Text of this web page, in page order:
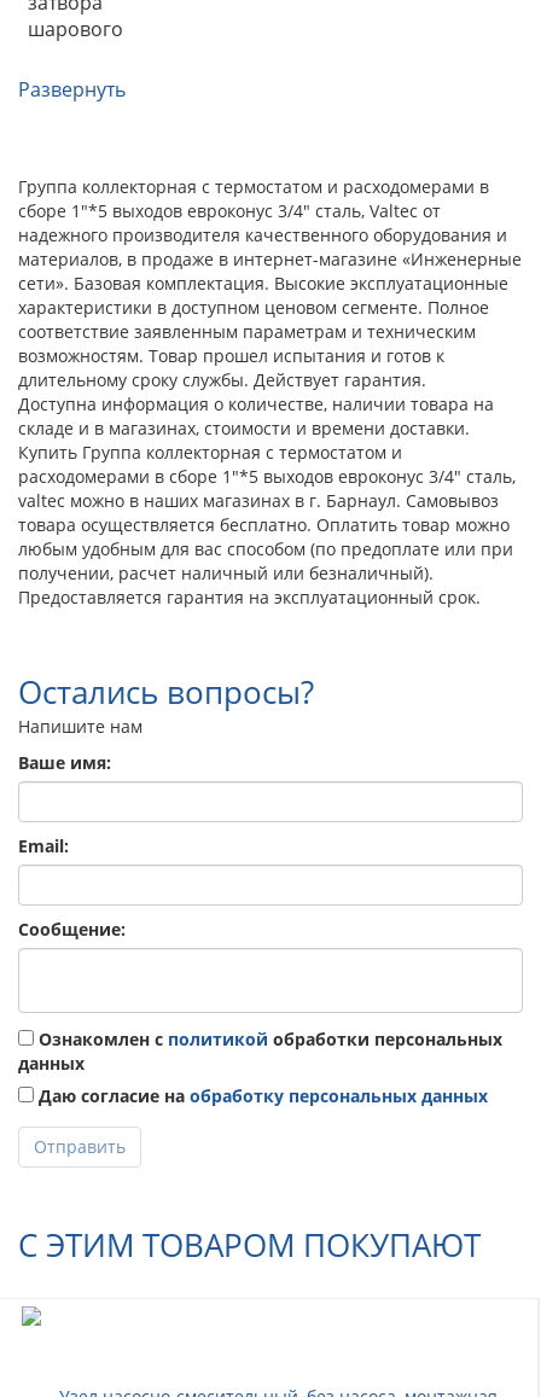
шарового
Развернуть
Группа коллекторная с термостатом и расходомерами в
сборе 1"*5 выходов евроконус 3/4" сталь, Valtec от
надежного производителя качественного оборудования и
материалов, в продаже в интернет-магазине «Инженерные
сети». Базовая комплектация. Высокие эксплуатационные
характеристики в доступном ценовом сегменте. Полное
соответствие заявленным параметрам и техническим
возможностям. Товар прошел испытания и готов к
длительному сроку службы. Действует гарантия.
Доступна информация о количестве, наличии товара на
складе и в магазинах, стоимости и времени доставки.
Купить Группа коллекторная с термостатом и
расходомерами в сборе 1"*5 выходов евроконус 3/4" сталь,
valtec можно в наших магазинах в г. Барнаул. Самовывоз
товара осуществляется бесплатно. Оплатить товар можно
любым удобным для вас способом (по предоплате или при
получении, расчет наличный или безналичный).
Предоставляется гарантия на эксплуатационный срок.
Остались вопросы?
Напишите нам
Ваше имя:
Email:
Сообщение:
Ознакомлен с политикой обработки персональных
данных
Даю согласие на обработку персональных данных
Отправить
С ЭТИМ ТОВАРОМ ПОКУПАЮТ